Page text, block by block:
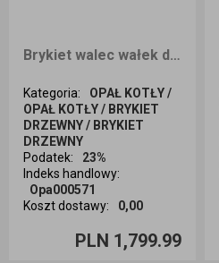
Brykiet walec wałek dębowo-bukowy 1000kg odbiór osobisty
Kategoria:
OPAŁ KOTŁY /
OPAŁ KOTŁY / BRYKIET
DRZEWNY / BRYKIET
DRZEWNY
Podatek:
23%
Indeks handlowy:
Opa000571
Koszt dostawy: 0,00
PLN 1,799.99
Ilość sztuk